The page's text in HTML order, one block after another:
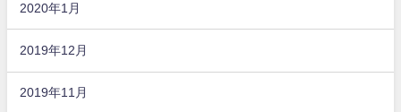
2020年1月
2019年12月
2019年11月